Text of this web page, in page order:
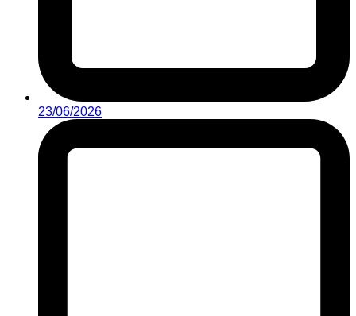
23/06/2026